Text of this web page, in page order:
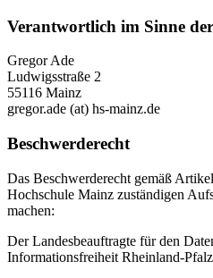
Verantwortlich im Sinne
Gregor Ade
Ludwigsstraße 2
55116 Mainz
gregor.ade (at) hs-mainz.de
Beschwerderecht
Das Beschwerderecht gemäß
Hochschule Mainz zuständigen
machen:
Der Landesbeauftragte für den
Informationsfreiheit Rheinland-Pfalz